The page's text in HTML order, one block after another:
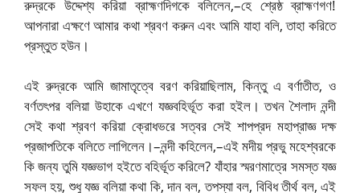
রুদ্রকে উদ্দেশ্য করিয়া ব্রাহ্মণদিগকে বলিলেন,–হে শ্রেষ্ঠ ব্রাহ্মণগণ!
আপনারা এক্ষণে আমার কথা শ্রবণ করুন এবং আমি যাহা বলি, তাহা করিতে
প্রস্তুত হউন।
এই রুদ্রকে আমি জামাতৃত্বে বরণ করিয়াছিলাম, কিন্তু এ বর্ণাতীত, ও
বর্ণতৎপর বলিয়া উহাকে এখণে যজ্ঞবহির্ভূত করা হইল। তখন শৈলাদ নন্দী
সেই কথা শ্রবণ করিয়া ক্রোধভরে সত্বর সেই শাপপ্রদ মহাপ্রাজ্ঞ দক্ষ
প্রজাপতিকে বলিতে লাগিলেন।–নন্দী কহিলেন,–এই মদীয় প্রভু মহেশ্বরকে
কি জন্য তুমি যজ্ঞভাগ হইতে বহির্ভূত করিলে? যাঁহার স্মরণমাত্রে সমস্ত যজ্ঞ
সফল হয়, শুধু যজ্ঞ বলিয়া কথা কি, দান বল, তপস্যা বল, বিবিধ তীর্থ বল, এই